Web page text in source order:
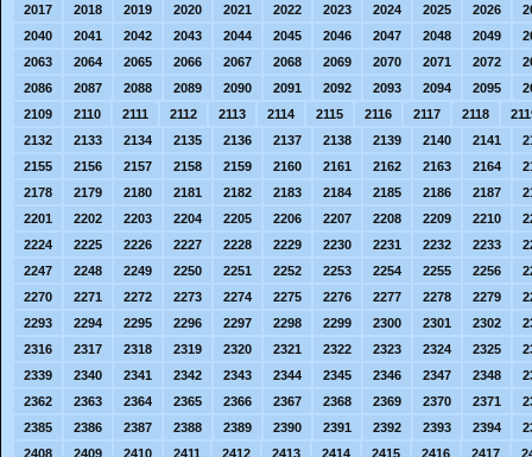
2017
2018 2019 2020 2021 2022 2023 2024 2025 2026
2040
2041 2042 2043 2044 2045 2046 2047 2048 2049
2063
2064 2065 2066 2067 2068 2069 2070 2071 2072
2086
2087 2088 2089 2090 2091 2092 2093 2094 2095
2109
2110 2111 2112 2113 2114 2115 2116 2117 2118
2132
2133 2134 2135 2136 2137 2138 2139 2140 2141
2155
2156 2157 2158 2159 2160 2161 2162 2163 2164
2178
2179 2180 2181 2182 2183 2184 2185 2186 2187
2201
2202 2203 2204 2205 2206 2207 2208 2209 2210
2224
2225 2226 2227 2228 2229 2230 2231 2232 2233
2247
2248 2249 2250 2251 2252 2253 2254 2255 2256
2270
2271 2272 2273 2274 2275 2276 2277 2278 2279
2293
2294 2295 2296 2297 2298 2299 2300 2301 2302
2316
2317 2318 2319 2320 2321 2322 2323 2324 2325
2339
2340 2341 2342 2343 2344 2345 2346 2347 2348
2362
2363 2364 2365 2366 2367 2368 2369 2370 2371
2385
2386 2387 2388 2389 2390 2391 2392 2393 2394
2408
2409 2410 2411 2412 2413 2414 2415 2416 2417